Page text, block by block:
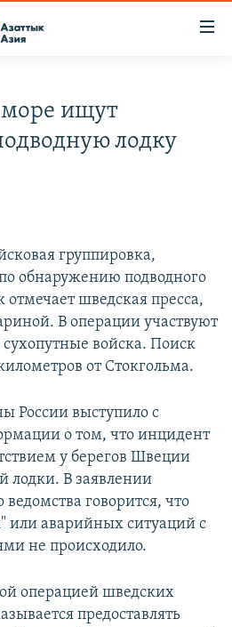
ищут
лодку
группировка,
обнаружению подводного
отмечает шведская пресса,
В операции участвуют
войска. Поиск
от Стокгольма.
России выступило с
о том, что инцидент
у берегов Швеции
лодки. В заявлении
ведомства говорится, что
или аварийных ситуаций с
не происходило.
операцией шведских
предоставлять